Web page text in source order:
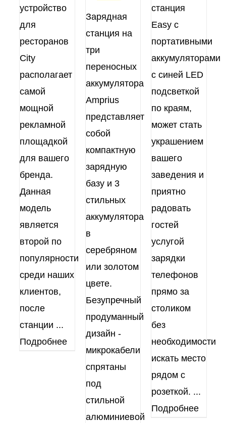
устройство
для
ресторанов
City
располагает
самой
мощной
рекламной
площадкой
для вашего
бренда.
Данная
модель
является
второй по
популярности
среди наших
клиентов,
после
станции ...
Подробнее
Зарядная
станция на
три
переносных
аккумулятора
Amprius
представляет
собой
компактную
зарядную
базу и 3
стильных
аккумулятора
в
серебряном
или золотом
цвете.
Безупречный
продуманный
дизайн -
микрокабели
спрятаны
под
стильной
алюминиевой
станция
Easy с
портативными
аккумуляторами
с синей LED
подсветкой
по краям,
может стать
украшением
вашего
заведения и
приятно
радовать
гостей
услугой
зарядки
телефонов
прямо за
столиком
без
необходимости
искать место
рядом с
розеткой. ...
Подробнее